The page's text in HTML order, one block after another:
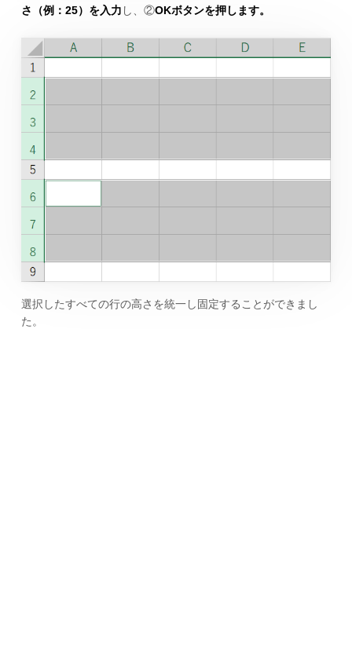
さ（例：25）を入力 し、②OKボタンを押します。
選択したすべての行の高さを統一し固定することができまし
た。